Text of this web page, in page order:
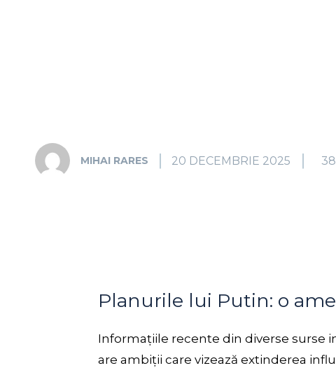
MIHAI RARES 20 DECEMBRIE 2025
Planurile lui Putin: o
Informațiile recente din diverse surse
are ambiții care vizează extinderea